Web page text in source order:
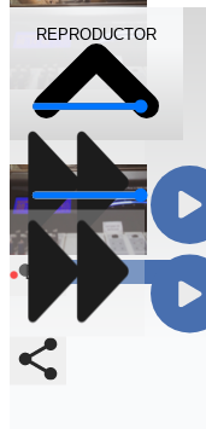
Volumen
Compartir
REPRODUCTOR
En vivo
Volumen
Compartir